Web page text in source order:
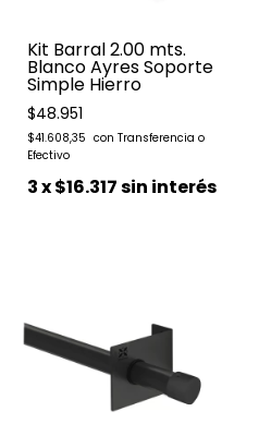
Kit Barral 2.00 mts.
Blanco Ayres Soporte
Simple Hierro
$48.951
$41.608,35
3x$16.317sin interés